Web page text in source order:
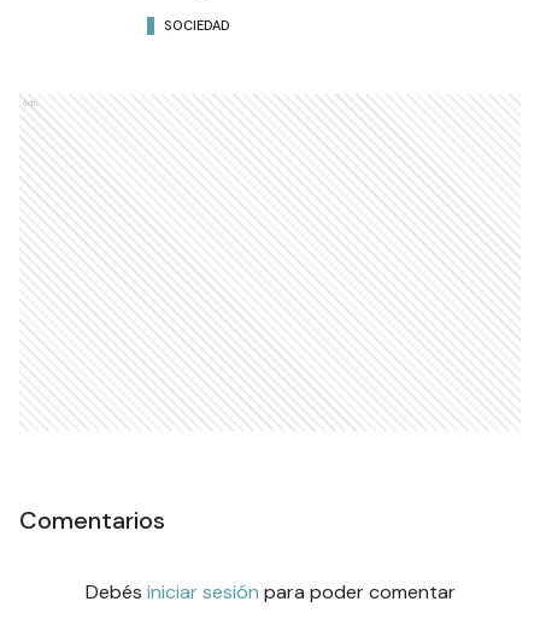
SOCIEDAD
Ads
Comentarios
Debés iniciar sesión para poder comentar